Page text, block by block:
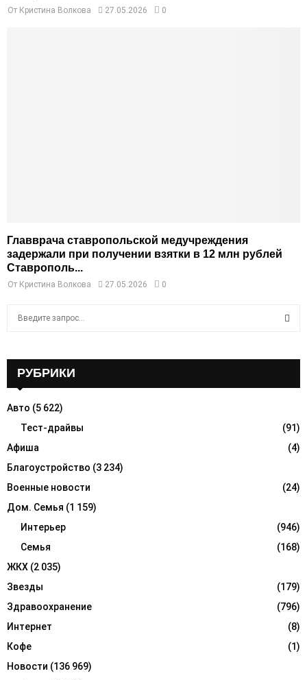
От Кристина Волкова 27.05.2026 0
Главврача ставропольской медучреждения
задержали при получении взятки в 12 млн рублей
Ставрополь...
От Кристина Волкова 27.05.2026 0
o
R
C
H
РУБРИКИ
Авто (5 622)
Тест-драйвы
(91)
Афиша
(4)
Благоустройство (3 234)
Военные новости
(24)
Дом. Семья (1 159)
Интерьер
(946)
Семья
(168)
ЖКХ (2 035)
Звезды
(179)
Здравоохранение
(796)
Интернет
(8)
Кофе
(1)
Новости (136 969)